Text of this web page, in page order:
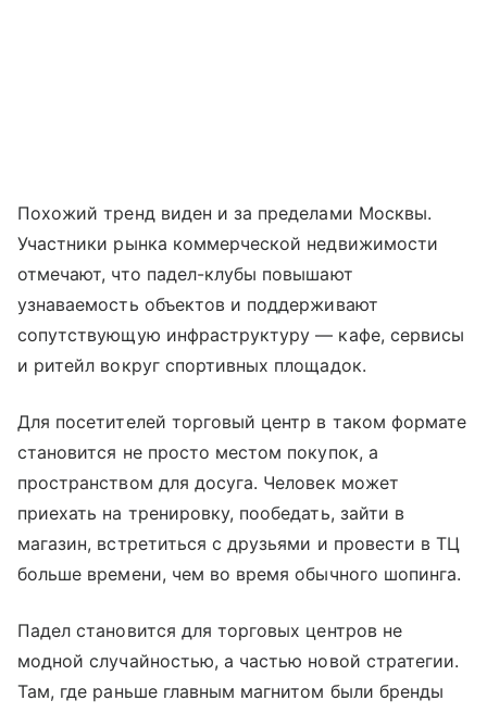
Похожий тренд виден и за пределами Москвы.
Участники рынка коммерческой недвижимости
отмечают, что падел-клубы повышают
узнаваемость объектов и поддерживают
сопутствующую инфраструктуру — кафе, сервисы
и ритейл вокруг спортивных площадок.
Для посетителей торговый центр в таком формате
становится не просто местом покупок, а
пространством для досуга. Человек может
приехать на тренировку, пообедать, зайти в
магазин, встретиться с друзьями и провести в ТЦ
больше времени, чем во время обычного шопинга.
Падел становится для торговых центров не
модной случайностью, а частью новой стратегии.
Там, где раньше главным магнитом были бренды